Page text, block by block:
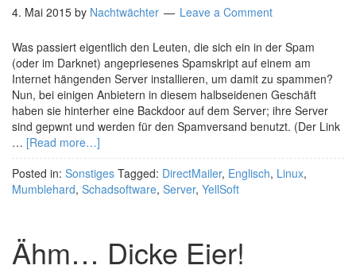
4. Mai 2015 by Nachtwächter Leave a Comment
Was passiert eigentlich den Leuten, die sich ein in der Spam
(oder im Darknet) angepriesenes Spamskript auf einem am
Internet hängenden Server installieren, um damit zu spammen?
Nun, bei einigen Anbietern in diesem halbseidenen Geschäft
haben sie hinterher eine Backdoor auf dem Server; ihre Server
sind gepwnt und werden für den Spamversand benutzt. (Der Link
… [Read more…]
Posted in: Sonstiges Tagged: DirectMailer, Englisch, Linux,
Mumblehard, Schadsoftware, Server, YellSoft
Ähm… Dicke Eier!